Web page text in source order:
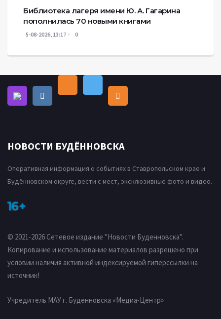
Библиотека лагеря имени Ю. А. Гагарина
пополнилась 70 новыми книгами
5-08-2026, 13:17 0
НОВОСТИ БУДЁННОВСКА
Оперативная информация о событиях в Ставропольском крае и
Будённовском округе, вести с мест, эксклюзивные фото и видео.
16+
© 2021-2026 Сетевое издание "Новости Буденновска".
Копирование и использование материалов разрешено при
условии наличия активной индексируемой гиперссылки на
источник!
Учредитель МАУ г. Буденновска «Медиа-Центр»